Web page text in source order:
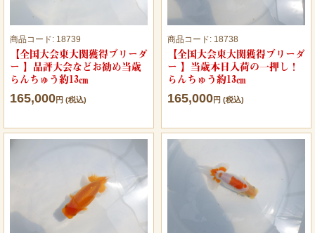
商品コード: 18739
【全国大会東大関獲得ブリーダ
ー 】品評大会などお勧め当歳
らんちゅう約13㎝
165,000円 (税込)
商品コード: 18738
【全国大会東大関獲得ブリーダ
ー 】当歳本日入荷の一押し！
らんちゅう約13㎝
165,000円 (税込)